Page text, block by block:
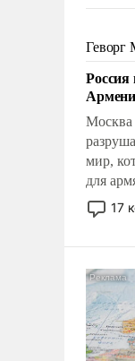
перед
Геворг
Россия
Москва
мир,
для
Мир, где политические
нужно
17